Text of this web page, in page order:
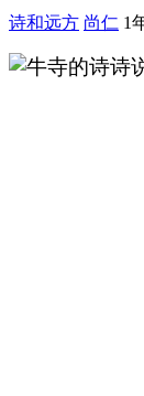
诗和远方 尚仁 1